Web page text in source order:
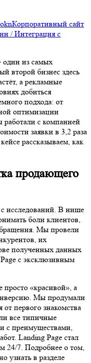
Корпоративный сайт
/ Интеграция с
из самых
второй бизнес здесь
а рекламные
добиться
подхода: от
оптимизации
с компанией
заявки в 3,2 раза
рассказываем, как
продающего
исследований. В нише
боли клиентов,
Мы провели
их
полученных данных
с эксклюзивным
просто «красивой», а
Мы продумали
от первого знакомства
все типичные
с преимуществами,
Landing Page стал
24/7. Подробнее о том,
узнать в разделе